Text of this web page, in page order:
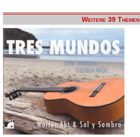
Weitere 39 Themen